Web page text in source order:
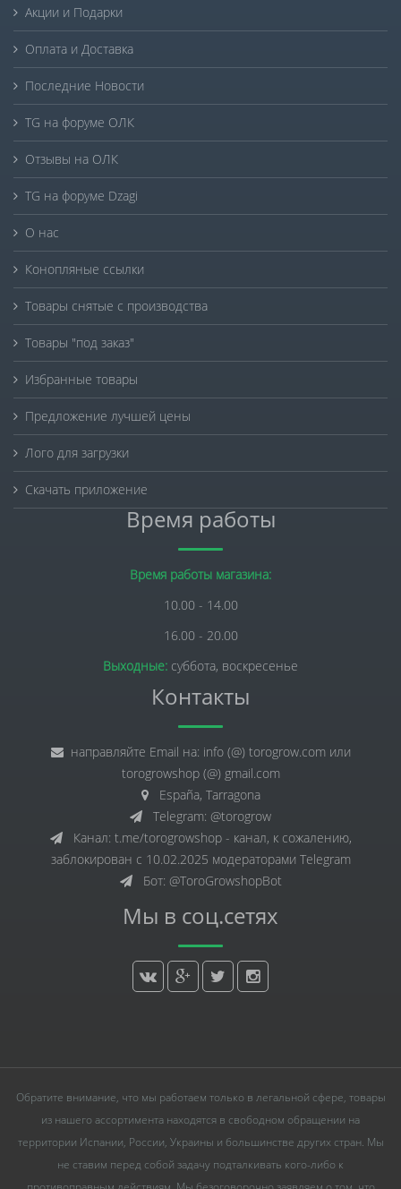
Акции и Подарки
Оплата и Доставка
Последние Новости
TG на форуме ОЛК
Отзывы на ОЛК
TG на форуме Dzagi
О нас
Конопляные ссылки
Товары снятые с производства
Товары "под заказ"
Избранные товары
Предложение лучшей цены
Лого для загрузки
Скачать приложение
Время работы
Время работы магазина:
10.00 - 14.00
16.00 - 20.00
Выходные: суббота, воскресенье
Контакты
направляйте Email на: info (@) torogrow.com или
torogrowshop (@) gmail.com
España, Tarragona
Telegram: @torogrow
Канал: t.me/torogrowshop - канал, к сожалению,
заблокирован с 10.02.2025 модераторами Telegram
Бот: @ToroGrowshopBot
Мы в соц.сетях
Обратите внимание, что мы работаем только в легальной сфере, товары
из нашего ассортимента находятся в свободном обращении на
территории Испании, России, Украины и большинстве других стран. Мы
не ставим перед собой задачу подталкивать кого-либо к